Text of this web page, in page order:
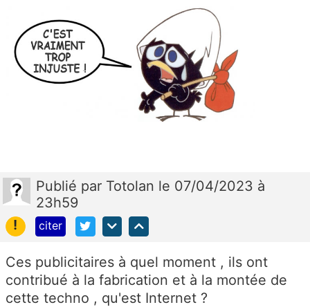
Publié par Totolan le 07/04/2023 à
23h59
!
citer
Ces publicitaires à quel moment , ils ont
contribué à la fabrication et à la montée de
cette techno , qu'est Internet ?